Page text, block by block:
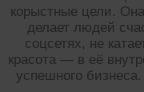
корыстные цели.
делает людей
соцсетях, не
красота — в её
успешного